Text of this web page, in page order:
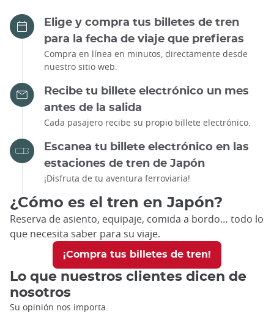
Elige y compra tus billetes de tren
para la fecha de viaje que prefieras
Compra en línea en minutos, directamente desde
nuestro sitio web.
Recibe tu billete electrónico un mes
antes de la salida
Cada pasajero recibe su propio billete electrónico.
Escanea tu billete electrónico en las
estaciones de tren de Japón
¡Disfruta de tu aventura ferroviaria!
¿Cómo es el tren en Japón?
Reserva de asiento, equipaje, comida a bordo… todo lo
que necesita saber para su viaje.
¡Compra tus billetes de tren!
Lo que nuestros clientes dicen de
nosotros
Su opinión nos importa.